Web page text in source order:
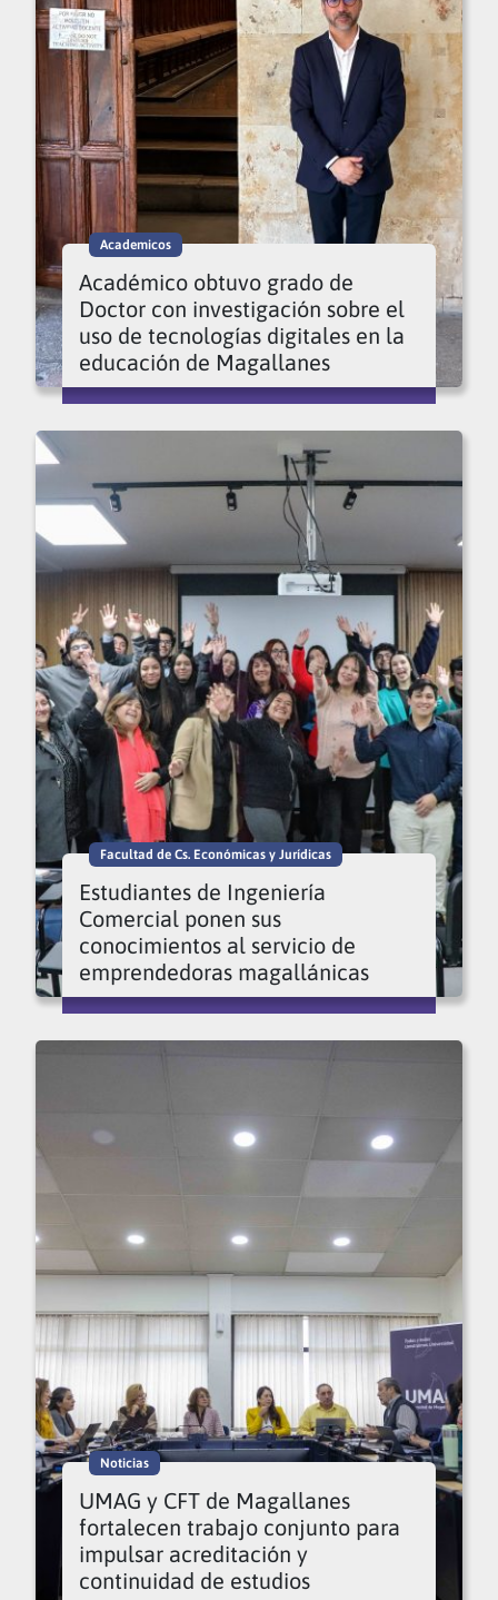
Academicos
Académico obtuvo grado de
Doctor con investigación sobre el
uso de tecnologías digitales en la
educación de Magallanes
Facultad de Cs. Económicas y Jurídicas
Estudiantes de Ingeniería
Comercial ponen sus
conocimientos al servicio de
emprendedoras magallánicas
Noticias
UMAG y CFT de Magallanes
fortalecen trabajo conjunto para
impulsar acreditación y
continuidad de estudios